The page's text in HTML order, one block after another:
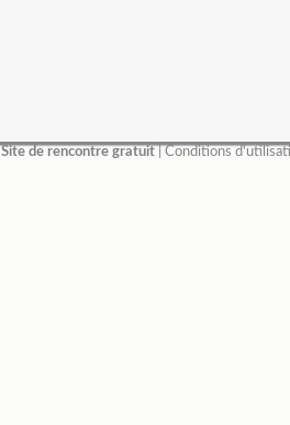
Site de rencontre gratuit| Conditions